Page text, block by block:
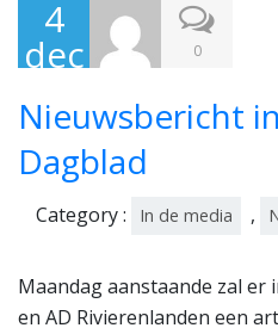
4
dec
ber
201
6
0
Nieuwsbericht
Dagblad
Category : In de media ,
Maandag aanstaande zal er
en AD Rivierenlanden een